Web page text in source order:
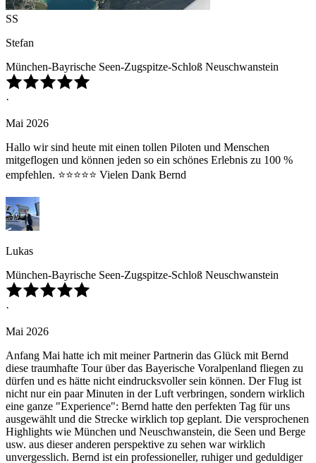
SS
Stefan
München-Bayrische Seen-Zugspitze-Schloß Neuschwanstein
·
Mai 2026
Hallo wir sind heute mit einen tollen Piloten und Menschen
mitgeflogen und können jeden so ein schönes Erlebnis zu 100 %
empfehlen. ⭐️⭐️⭐️⭐️⭐️ Vielen Dank Bernd
Lukas
München-Bayrische Seen-Zugspitze-Schloß Neuschwanstein
·
Mai 2026
Anfang Mai hatte ich mit meiner Partnerin das Glück mit Bernd
diese traumhafte Tour über das Bayerische Voralpenland fliegen zu
dürfen und es hätte nicht eindrucksvoller sein können. Der Flug ist
nicht nur ein paar Minuten in der Luft verbringen, sondern wirklich
eine ganze "Experience": Bernd hatte den perfekten Tag für uns
ausgewählt und die Strecke wirklich top geplant. Die versprochenen
Highlights wie München und Neuschwanstein, die Seen und Berge
usw. aus dieser anderen perspektive zu sehen war wirklich
unvergesslich. Bernd ist ein professioneller, ruhiger und geduldiger